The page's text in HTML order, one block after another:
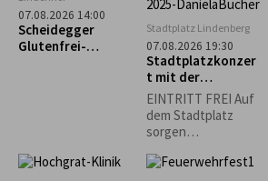
07.08.2026 14:00
Scheidegger
Glutenfrei-
Stadtplatz Lindenberg
07.08.2026 19:30
Stadtplatzkonzer
t mit der
Musikkapelle
Oberreitnau
EINTRITT FREI Auf
dem Stadtplatz
sorgen
Vereine für